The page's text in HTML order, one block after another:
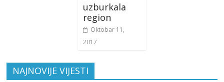
uzburkala
region
Oktobar 11,
2017
NAJNOVIJE VIJESTI